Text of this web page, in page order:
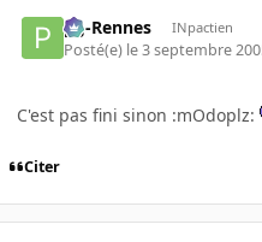
pg-Rennes INpactien
Posté(e) le 3 septembre
C'est pas fini sinon :mOdoplz:
Citer